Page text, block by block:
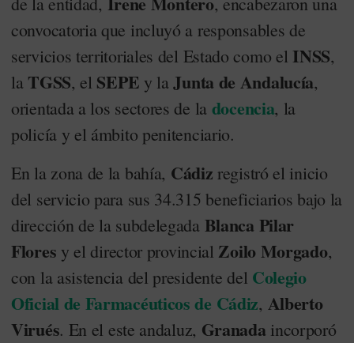
convocatoria que incluyó a responsables de
servicios territoriales del Estado como el INSS,
la TGSS, el SEPE y laJunta de Andalucía,
orientada a los sectores de la docencia, la
policía y el ámbito penitenciario.
En la zona de la bahía, Cádiz registró el inicio
del servicio para sus 34.315 beneficiarios bajo la
dirección de la subdelegada Blanca Pilar
Flores y el director provincial Zoilo Morgado,
con la asistencia del presidente del Colegio
Oficial de Farmacéuticos de Cádiz, Alberto
Virués. En el este andaluz, Granada incorporó